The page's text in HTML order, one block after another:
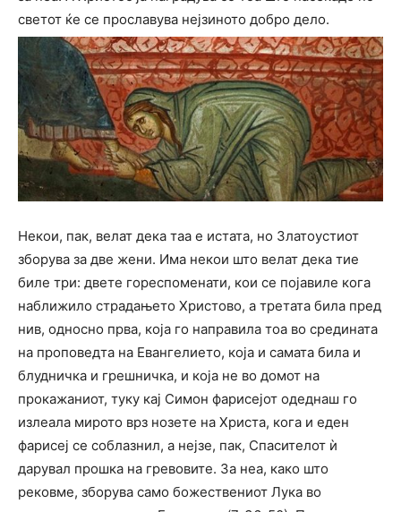
светот ќе се прославува нејзиното добро дело.
Некои, пак, велат дека таа е истата, но Златоустиот
зборува за две жени. Има некои што велат дека тие
биле три: двете гореспоменати, кои се појавиле кога
наближило страдањето Христово, а третата била пред
нив, односно прва, која го направила тоа во средината
на проповедта на Евангелието, која и самата била и
блудничка и грешничка, и која не во домот на
прокажаниот, туку кај Симон фарисејот одеднаш го
излеала мирото врз нозете на Христа, кога и еден
фарисеј се соблазнил, а нејзе, пак, Спасителот ѝ
дарувал прошка на гревовите. За неа, како што
рековме, зборува само божествениот Лука во